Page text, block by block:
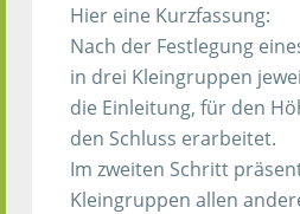
Hier eine Kurzfassung:
Nach der Festlegung
in drei Kleingruppen
die Einleitung, für den
den Schluss erarbeitet.
Im zweiten Schritt
Kleingruppen allen